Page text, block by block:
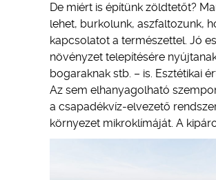
De miért is építünk zöldtetőt?
lehet, burkolunk, aszfaltozunk,
kapcsolatot a természettel. Jó
növényzet telepítésére
bogaraknak stb. – is. Esztétikai
Az sem elhanyagolható
a csapadékvíz-elvezető
környezet mikroklímáját. A